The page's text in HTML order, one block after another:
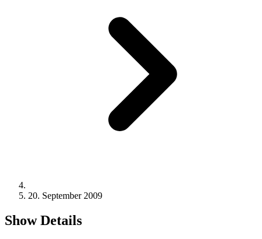
20. September 2009
Show Details